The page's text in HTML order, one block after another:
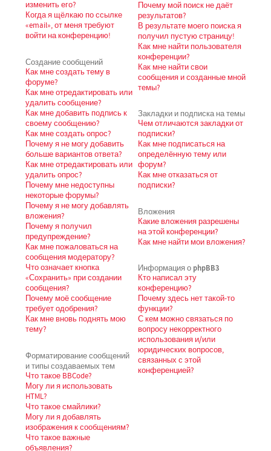
изменить его?
Когда я щёлкаю по ссылке
«email», от меня требуют
войти на конференцию!
Создание сообщений
Как мне создать тему в
форуме?
Как мне отредактировать или
удалить сообщение?
Как мне добавить подпись к
своему сообщению?
Как мне создать опрос?
Почему я не могу добавить
больше вариантов ответа?
Как мне отредактировать или
удалить опрос?
Почему мне недоступны
некоторые форумы?
Почему я не могу добавлять
вложения?
Почему я получил
предупреждение?
Как мне пожаловаться на
сообщения модератору?
Что означает кнопка
«Сохранить» при создании
сообщения?
Почему моё сообщение
требует одобрения?
Как мне вновь поднять мою
тему?
Форматирование сообщений
и типы создаваемых тем
Что такое BBCode?
Могу ли я использовать
HTML?
Что такое смайлики?
Могу ли я добавлять
изображения к сообщениям?
Что такое важные
объявления?
Почему мой поиск не даёт
результатов?
В результате моего поиска я
получил пустую страницу!
Как мне найти пользователя
конференции?
Как мне найти свои
сообщения и созданные мной
темы?
Закладки и подписка на темы
Чем отличаются закладки от
подписки?
Как мне подписаться на
определённую тему или
форум?
Как мне отказаться от
подписки?
Вложения
Какие вложения разрешены
на этой конференции?
Как мне найти мои вложения?
Информация о phpBB3
Кто написал эту
конференцию?
Почему здесь нет такой-то
функции?
С кем можно связаться по
вопросу некорректного
использования и/или
юридических вопросов,
связанных с этой
конференцией?